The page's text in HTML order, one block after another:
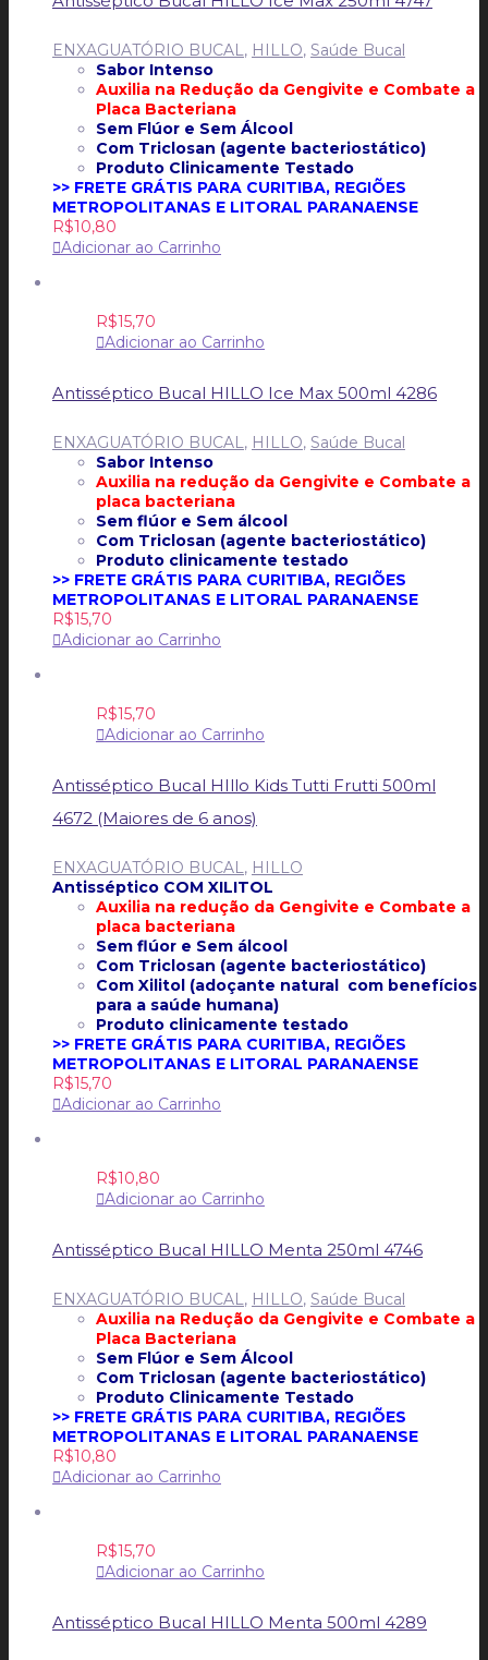
ENXAGUATÓRIO BUCAL, HILLO, Saúde Bucal
Sabor Intenso
Auxilia na Redução da Gengivite e Combate a
Placa Bacteriana
Sem Flúor e Sem Álcool
Com Triclosan (agente bacteriostático)
Produto Clinicamente Testado
>> FRETE GRÁTIS PARA CURITIBA, REGIÕES
METROPOLITANAS E LITORAL PARANAENSE
R$10,80
Adicionar ao Carrinho
R$15,70
Adicionar ao Carrinho
Antisséptico Bucal HILLO Ice Max 500ml 4286
ENXAGUATÓRIO BUCAL, HILLO, Saúde Bucal
Sabor Intenso
Auxilia na redução da Gengivite e Combate a
placa bacteriana
Sem flúor e Sem álcool
Com Triclosan (agente bacteriostático)
Produto clinicamente testado
>> FRETE GRÁTIS PARA CURITIBA, REGIÕES
METROPOLITANAS E LITORAL PARANAENSE
R$15,70
Adicionar ao Carrinho
R$15,70
Adicionar ao Carrinho
Antisséptico Bucal HIllo Kids Tutti Frutti 500ml
4672 (Maiores de 6 anos)
ENXAGUATÓRIO BUCAL, HILLO
Antisséptico COM XILITOL
Auxilia na redução da Gengivite e Combate a
placa bacteriana
Sem flúor e Sem álcool
Com Triclosan (agente bacteriostático)
Com Xilitol (adoçante natural com benefícios
para a saúde humana)
Produto clinicamente testado
>> FRETE GRÁTIS PARA CURITIBA, REGIÕES
METROPOLITANAS E LITORAL PARANAENSE
R$15,70
Adicionar ao Carrinho
R$10,80
Adicionar ao Carrinho
Antisséptico Bucal HILLO Menta 250ml 4746
ENXAGUATÓRIO BUCAL, HILLO, Saúde Bucal
Auxilia na Redução da Gengivite e Combate a
Placa Bacteriana
Sem Flúor e Sem Álcool
Com Triclosan (agente bacteriostático)
Produto Clinicamente Testado
>> FRETE GRÁTIS PARA CURITIBA, REGIÕES
METROPOLITANAS E LITORAL PARANAENSE
R$10,80
Adicionar ao Carrinho
R$15,70
Adicionar ao Carrinho
Antisséptico Bucal HILLO Menta 500ml 4289